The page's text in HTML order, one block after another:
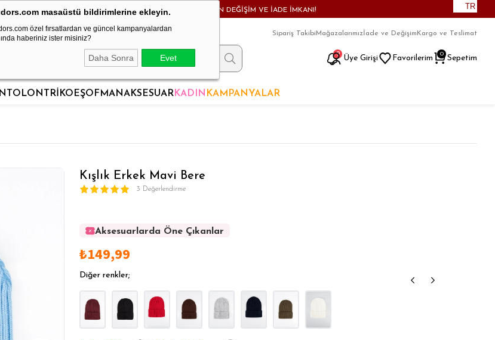
masaüstü bildirimlerine ekleyin.
özel fırsatlardan ve güncel kampanyalardan
haberiniz ister misiniz?
Daha Sonra Evet
BEDAVA! - HAFTA İÇİ 24 SAATTE KARGODA! - MAĞAZADAN DEĞİŞİM VE İADE İMKANI! TR
9
Sipariş TakibiMağazalarımız İade ve Değişim Kargo ve Teslimat
Üye Girişi Favorilerim Sepetim
0
TRİKO EŞOFMANAKSESUARKADIN KAMPANYALAR
Kışlık Erkek Mavi Bere
3 Değerlendirme
Aksesuarlarda Öne Çıkanlar
Aksesuarlarda Öne Çıkanlar
Aksesuarlarda Öne Çıkanlar
₺149,99
Diğer renkler;